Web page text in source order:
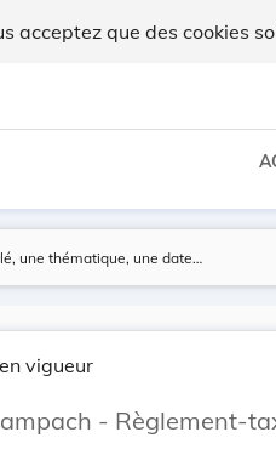
acceptez que des cookies
vigueur
- Règlement-